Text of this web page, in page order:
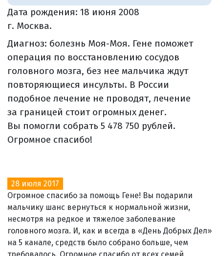
Дата рождения: 18 июня 2008
г. Москва.
Диагноз: болезнь Моя-Моя. Гене поможет
операция по восстановлению сосудов
головного мозга, без нее мальчика ждут
повторяющиеся инсульты. В России
подобное лечение не проводят, лечение
за границей стоит огромных денег.
Вы помогли собрать 5 478 750 рублей.
Огромное спасибо!
28 июля 2017
Огромное спасибо за помощь Гене! Вы подарили
мальчику шанс вернуться к нормальной жизни,
несмотря на редкое и тяжелое заболевание
головного мозга. И, как и всегда в «День Добрых Дел»
на 5 канале, средств было собрано больше, чем